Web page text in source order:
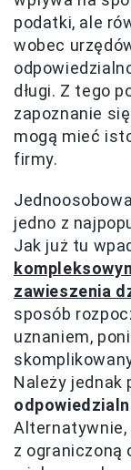
podatki, ale
wobec
długi. Z tego
zapoznanie
mogą mieć
firmy.
jedno z
Jak już tu
zawieszenia
sposób
uznaniem,
Należy
Alternatywnie,
z ograniczoną